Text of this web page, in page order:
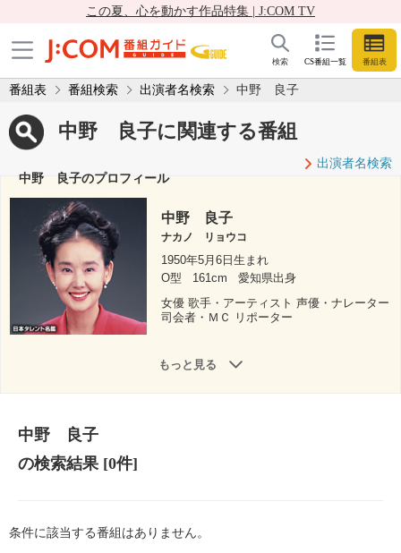
この夏、心を動かす作品特集 | J:COM TV
CS番組一覧 番組表
検索
番組表 番組検索 出演者名検索 中野 良子
中野 良子に関連する番組
出演者名検索
中野 良子のプロフィール
中野 良子
ナカノ リョウコ
1950年5月6日生まれ
O型
161cm
愛知県出身
女優 歌手・アーティスト 声優・ナレーター
司会者・ＭＣ リポーター
もっと見る
中野 良子
の検索結果[0件]
条件に該当する番組はありません。